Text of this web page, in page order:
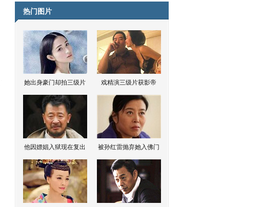
热门图片
她出身豪门却拍三级片 戏精演三级片获影帝
他因嫖娼入狱现在复出 被孙红雷抛弃她入佛门